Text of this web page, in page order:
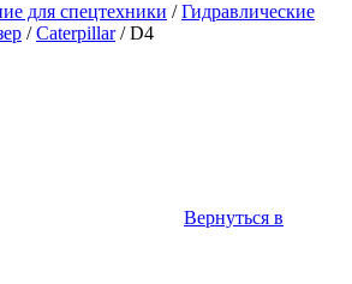
для спецтехники /Гидравлические
/Caterpillar/D4
Вернуться в